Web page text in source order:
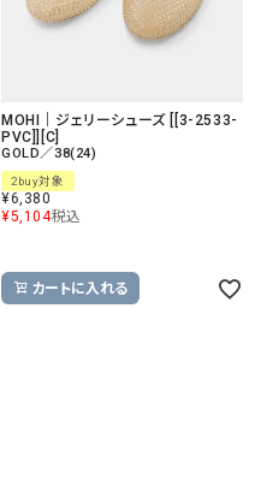
MOHI｜ジェリーシューズ [[3-2533-
PVC]][C]
GOLD／38(24)
2buy対象
¥6,380
¥5,104税込
カートに入れる